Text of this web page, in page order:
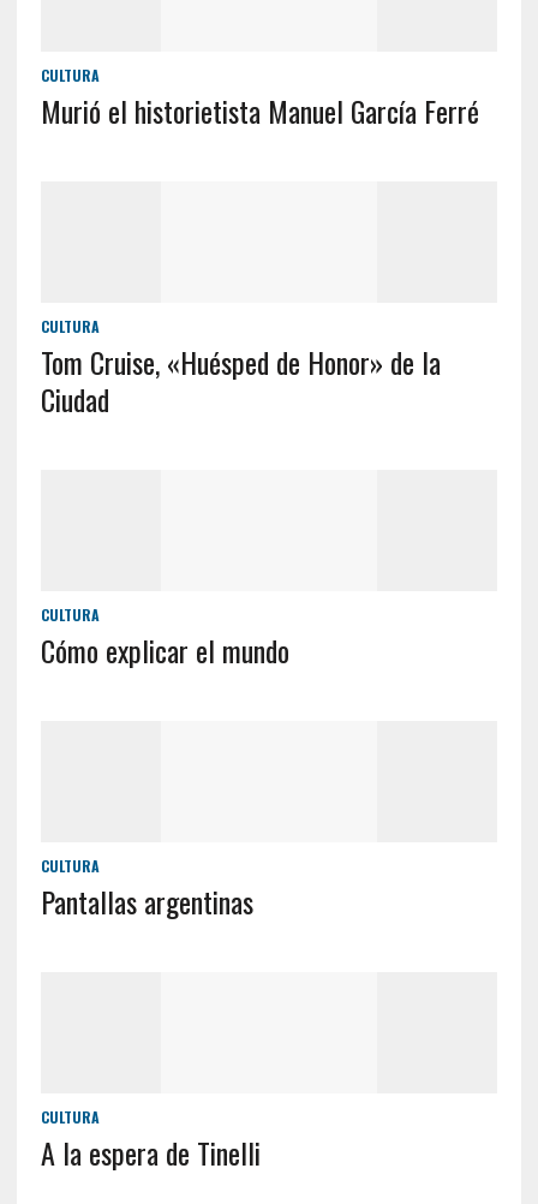
CULTURA
Murió el historietista Manuel García Ferré
CULTURA
Tom Cruise, «Huésped de Honor» de la
Ciudad
CULTURA
Cómo explicar el mundo
CULTURA
Pantallas argentinas
CULTURA
A la espera de Tinelli